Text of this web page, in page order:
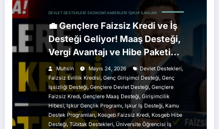
DEVLET DESTEKLERI EKONOMI HABERLERI İŞKUR İLANLARI
💼 Gençlere Faizsiz Kredi ve İş
Desteği Geliyor! Maaş Desteği,
Vergi Avantajı ve Hibe Paketi
Detayları Ortaya Çıktı
Muhsin Mayıs 24, 2026 Devlet Destekleri,
Faizsiz Evlilik Kredisi, Genç Girişimci Desteği, Genç
Işsizliği Desteği, Gençlere Devlet Desteği, Gençlere
Faizsiz Kredi, Gençlere Maaş Desteği, Girişimcilik
Hibesi,Işkur Gençlik Programı, Işkur Iş Desteği, Kamu
Destek Programları,Kosgeb Faizsiz Kredi, Kosgeb Hibe
Desteği, Tübitak Destekleri, Üniversite Öğrencisi Iş